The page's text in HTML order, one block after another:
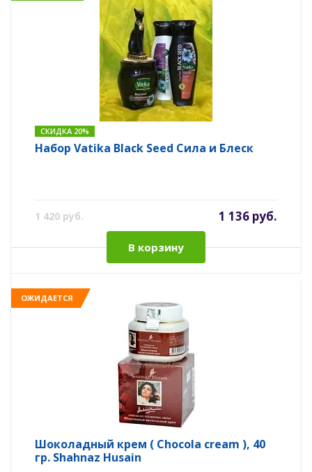
СКИДКА 20%
Набор Vatika Black Seed Сила и Блеск
1 420 руб. 1 136 руб.
В корзину
ОЖИДАЕТСЯ
Шоколадный крем ( Chocola cream ), 40
гр. Shahnaz Husain